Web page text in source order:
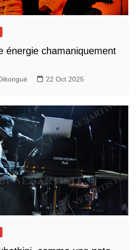
énergie chamaniquement
22 Oct 2025